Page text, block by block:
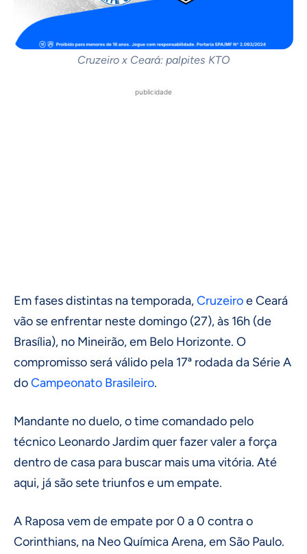
Cruzeiro x Ceará: palpites KTO
publicidade
Em fases distintas na temporada,Cruzeiroe Ceará
vão se enfrentar neste domingo (27), às 16h (de
Brasília), no Mineirão, em Belo Horizonte. O
compromisso será válido pela 17ª rodada da Série A
doCampeonato Brasileiro.
Mandante no duelo, o time comandado pelo
técnico Leonardo Jardim quer fazer valer a força
dentro de casa para buscar mais uma vitória. Até
aqui, já são sete triunfos e um empate.
A Raposa vem de empate por 0 a 0 contra o
Corinthians, na Neo Química Arena, em São Paulo.